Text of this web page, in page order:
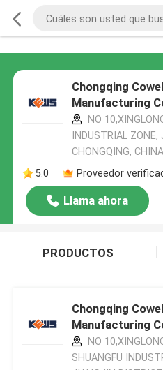
Chongqing
Manufacturing
NO
INDUSTRIAL
CHONGQING,
5.0
Proveedor
Llama ahora
PRODUCTOS
Chongqing
Manufacturing
NO
SHUANGFU